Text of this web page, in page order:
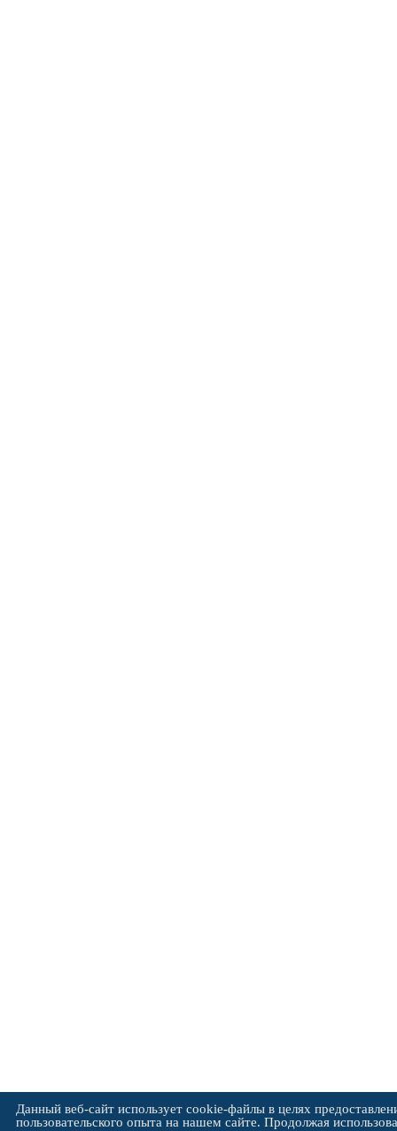
Данный веб-сайт использует cookie-файлы в целях
пользовательского опыта на нашем сайте. Продолжая